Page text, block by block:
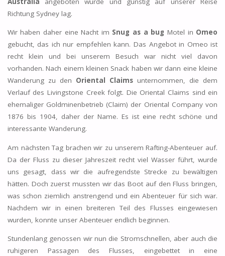
Richtung Sydney lag.
Wir haben daher eine Nacht im Snug as a bug Motel in Omeo
gebucht, das ich nur empfehlen kann. Das Angebot in Omeo ist
recht klein und bei unserem Besuch war nicht viel davon
vorhanden. Nach einem kleinen Snack haben wir dann eine kleine
Wanderung zu den Oriental Claims unternommen, die dem
Verlauf des Livingstone Creek folgt. Die Oriental Claims sind ein
ehemaliger Goldminenbetrieb (Claim) der Oriental Company von
1876 bis 1904, daher der Name. Es ist eine recht schöne und
interessante Wanderung.
Am nächsten Tag brachen wir zu unserem Rafting-Abenteuer auf.
Da der Fluss zu dieser Jahreszeit recht viel Wasser führt, wurde
uns gesagt, dass wir die aufregendste Strecke zu bewältigen
hätten. Doch zuerst mussten wir das Boot auf den Fluss bringen,
was schon ziemlich anstrengend und ein Abenteuer für sich war.
Nachdem wir in einen breiteren Teil des Flusses eingewiesen
wurden, konnte unser Abenteuer endlich beginnen.
Stundenlang genossen wir nun die Stromschnellen, aber auch die
ruhigeren Passagen des Flusses, eingebettet in eine